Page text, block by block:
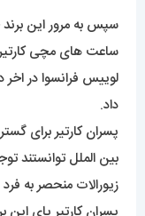
سپس به مرور این برند
ساعت های مچی کارتیر
پسران کارتیر برای
بین الملل توانستند